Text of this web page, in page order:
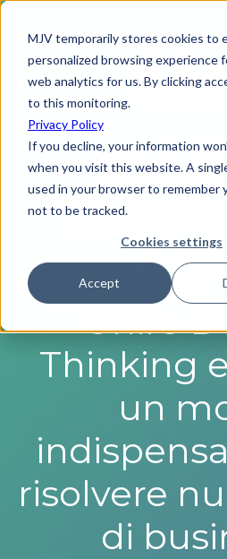
MJV temporarily stores cookies to
personalized browsing experience
web analytics for us. By clicking
to this monitoring.
Privacy Policy
If you decline, your information
when you visit this website. A
used in your browser to remember
not to be tracked.
Cookies settings
Accept
Unire
Thinking
un
risolvere
di